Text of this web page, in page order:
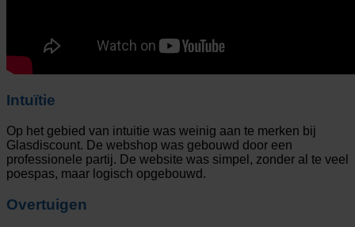
Intuïtie
Op het gebied van intuitie was weinig aan te merken bij
Glasdiscount. De webshop was gebouwd door een
professionele partij. De website was simpel, zonder al te veel
poespas, maar logisch opgebouwd.
Overtuigen